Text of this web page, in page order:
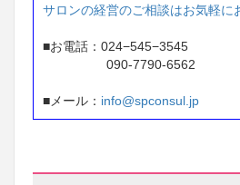
サロンの経営のご相談はお気軽に
■お電話：024−545−3545
090-7790-6562
■メール： info@spconsul.jp